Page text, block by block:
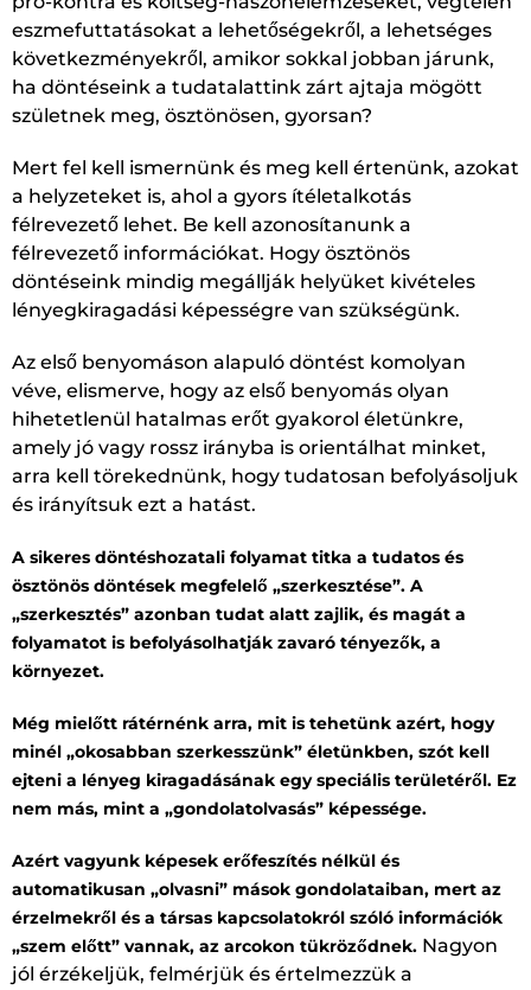
eszmefuttatásokat a lehetőségekről, a lehetséges
következményekről, amikor sokkal jobban járunk,
ha döntéseink a tudatalattink zárt ajtaja mögött
születnek meg, ösztönösen, gyorsan?
Mert fel kell ismernünk és meg kell értenünk, azokat
a helyzeteket is, ahol a gyors ítéletalkotás
félrevezető lehet. Be kell azonosítanunk a
félrevezető információkat. Hogy ösztönös
döntéseink mindig megállják helyüket kivételes
lényegkiragadási képességre van szükségünk.
Az első benyomáson alapuló döntést komolyan
véve, elismerve, hogy az első benyomás olyan
hihetetlenül hatalmas erőt gyakorol életünkre,
amely jó vagy rossz irányba is orientálhat minket,
arra kell törekednünk, hogy tudatosan befolyásoljuk
és irányítsuk ezt a hatást.
A sikeres döntéshozatali folyamat titka a tudatos és
ösztönös döntések megfelelő „szerkesztése”. A
„szerkesztés” azonban tudat alatt zajlik, és magát a
folyamatot is befolyásolhatják zavaró tényezők, a
környezet.
Még mielőtt rátérnénk arra, mit is tehetünk azért, hogy
minél „okosabban szerkesszünk” életünkben, szót kell
ejteni a lényeg kiragadásának egy speciális területéről. Ez
nem más, mint a „gondolatolvasás” képessége.
Azért vagyunk képesek erőfeszítés nélkül és
automatikusan „olvasni” mások gondolataiban, mert az
érzelmekről és a társas kapcsolatokról szóló információk
„szem előtt” vannak, az arcokon tükröződnek. Nagyon
jól érzékeljük, felmérjük és értelmezzük a